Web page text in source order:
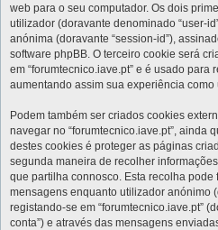
web para o seu computador. Os dois
utilizador (doravante denominado “user-
anónima (doravante “session-id”),
software phpBB. O terceiro cookie será
em “forumtecnico.iave.pt” e é usado para
aumentando assim sua experiência como
Podem também ser criados cookies
navegar no “forumtecnico.iave.pt”, ainda
destes cookies é proteger as páginas
segunda maneira de recolher
que partilha connosco. Esta recolha
mensagens enquanto utilizador anónimo
registando-se em “forumtecnico.iave.pt”
conta”) e através das mensagens